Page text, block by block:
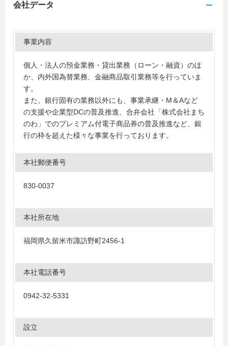
会社データ
事業内容
個人・法人の預金業務・貸出業務（ローン・融資）のほ
か、内外国為替業務、金融商品取引業務等を行っていま
す。
また、銀行固有の業務以外にも、事業承継・M＆Aなど
の支援や企業型DCの普及推進、合弁会社「株式会社まち
のわ」でのプレミアム付電子商品券の普及推進など、銀
行の枠を超えた様々な事業を行っております。
本社郵便番号
830-0037
本社所在地
福岡県久留米市諏訪野町2456-1
本社電話番号
0942-32-5331
設立